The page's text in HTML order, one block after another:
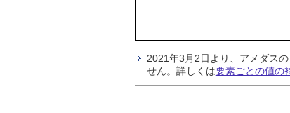
2021年3月2日より、アメダス
せん。詳しくは要素ごとの値の